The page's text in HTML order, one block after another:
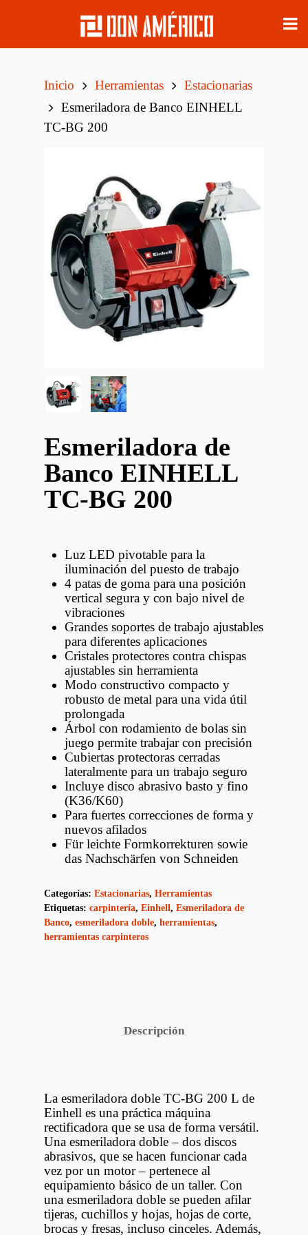
Inicio Herramientas
Estacionarias
Esmeriladora de Banco EINHELL
TC-BG 200
Esmeriladora de
Banco EINHELL
TC-BG 200
Luz LED pivotable para la
iluminación del puesto de trabajo
4 patas de goma para una posición
vertical segura y con bajo nivel de
vibraciones
Grandes soportes de trabajo ajustables
para diferentes aplicaciones
Cristales protectores contra chispas
ajustables sin herramienta
Modo constructivo compacto y
robusto de metal para una vida útil
prolongada
Árbol con rodamiento de bolas sin
juego permite trabajar con precisión
Cubiertas protectoras cerradas
lateralmente para un trabajo seguro
Incluye disco abrasivo basto y fino
(K36/K60)
Para fuertes correcciones de forma y
nuevos afilados
Für leichte Formkorrekturen sowie
das Nachschärfen von Schneiden
Categorías: Estacionarias, Herramientas
Etiquetas: carpintería, Einhell, Esmeriladora de
Banco, esmeriladora doble, herramientas,
herramientas carpinteros
Descripción
La esmeriladora doble TC-BG 200 L de
Einhell es una práctica máquina
rectificadora que se usa de forma versátil.
Una esmeriladora doble – dos discos
abrasivos, que se hacen funcionar cada
vez por un motor – pertenece al
equipamiento básico de un taller. Con
una esmeriladora doble se pueden afilar
tijeras, cuchillos y hojas, hojas de corte,
brocas y fresas, incluso cinceles. Además,